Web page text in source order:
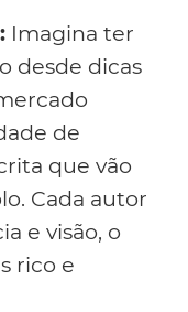
Imagina ter
desde dicas
de
que vão
Cada autor
e visão, o
rico e